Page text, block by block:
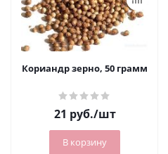
Кориандр зерно, 50 грамм
21 руб./шт
В корзину